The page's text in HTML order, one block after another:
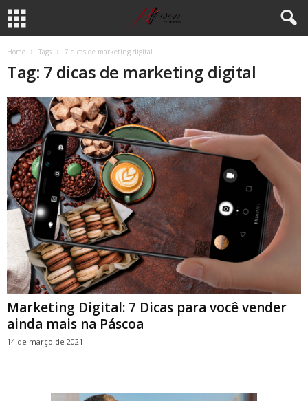
Home Tags 7 dicas de marketing digital
Tag: 7 dicas de marketing digital
Marketing Digital: 7 Dicas para você vender
ainda mais na Páscoa
14 de março de 2021